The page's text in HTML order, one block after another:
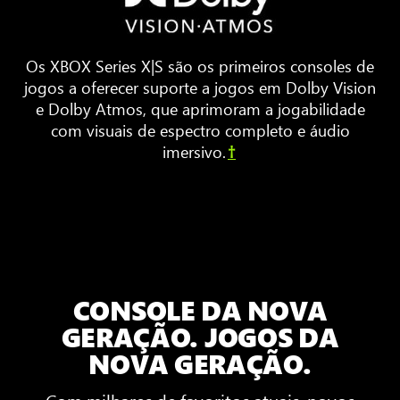
ao
de
uma
TV.
Ondas
sonoras
som
espacial
em
3D
Os XBOX Series X|S são os primeiros consoles de
jogos a oferecer suporte a jogos em Dolby Vision
e Dolby Atmos, que aprimoram a jogabilidade
com visuais de espectro completo e áudio
imersivo.†
CONSOLE DA NOVA
GERAÇÃO. JOGOS DA
NOVA GERAÇÃO.